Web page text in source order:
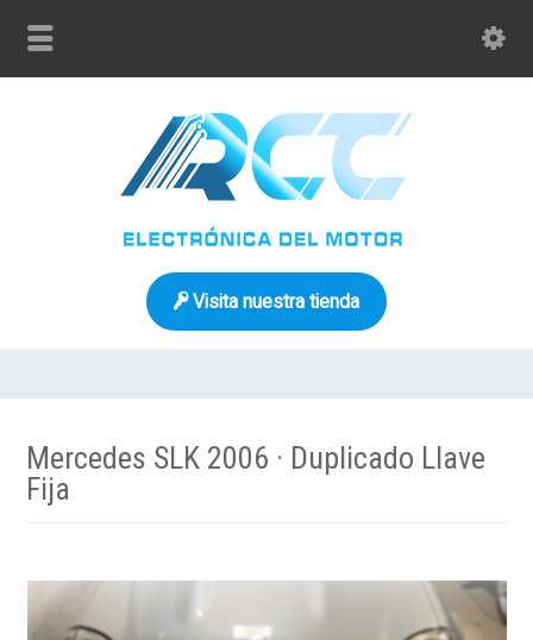
Visita nuestra tienda
Mercedes SLK 2006 · Duplicado Llave
Fija